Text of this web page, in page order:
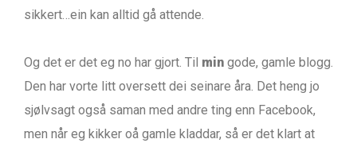
sikkert…ein kan alltid gå attende.
Og det er det eg no har gjort. Til min gode, gamle blogg.
Den har vorte litt oversett dei seinare åra. Det heng jo
sjølvsagt også saman med andre ting enn Facebook,
men når eg kikker oå gamle kladdar, så er det klart at